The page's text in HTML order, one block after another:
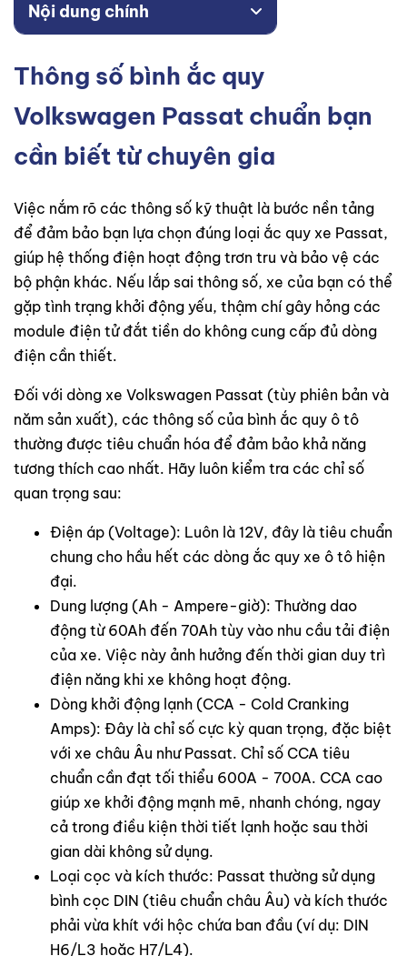
Nội dung chính
Thông số bình ắc quy
Volkswagen Passat chuẩn bạn
cần biết từ chuyên gia
Việc nắm rõ các thông số kỹ thuật là bước nền tảng
để đảm bảo bạn lựa chọn đúng loại ắc quy xe Passat,
giúp hệ thống điện hoạt động trơn tru và bảo vệ các
bộ phận khác. Nếu lắp sai thông số, xe của bạn có thể
gặp tình trạng khởi động yếu, thậm chí gây hỏng các
module điện tử đắt tiền do không cung cấp đủ dòng
điện cần thiết.
Đối với dòng xe Volkswagen Passat (tùy phiên bản và
năm sản xuất), các thông số của bình ắc quy ô tô
thường được tiêu chuẩn hóa để đảm bảo khả năng
tương thích cao nhất. Hãy luôn kiểm tra các chỉ số
quan trọng sau:
Điện áp (Voltage): Luôn là 12V, đây là tiêu chuẩn
chung cho hầu hết các dòng ắc quy xe ô tô hiện
đại.
Dung lượng (Ah - Ampere-giờ): Thường dao
động từ 60Ah đến 70Ah tùy vào nhu cầu tải điện
của xe. Việc này ảnh hưởng đến thời gian duy trì
điện năng khi xe không hoạt động.
Dòng khởi động lạnh (CCA - Cold Cranking
Amps): Đây là chỉ số cực kỳ quan trọng, đặc biệt
với xe châu Âu như Passat. Chỉ số CCA tiêu
chuẩn cần đạt tối thiểu 600A - 700A. CCA cao
giúp xe khởi động mạnh mẽ, nhanh chóng, ngay
cả trong điều kiện thời tiết lạnh hoặc sau thời
gian dài không sử dụng.
Loại cọc và kích thước: Passat thường sử dụng
bình cọc DIN (tiêu chuẩn châu Âu) và kích thước
phải vừa khít với hộc chứa ban đầu (ví dụ: DIN
H6/L3 hoặc H7/L4).